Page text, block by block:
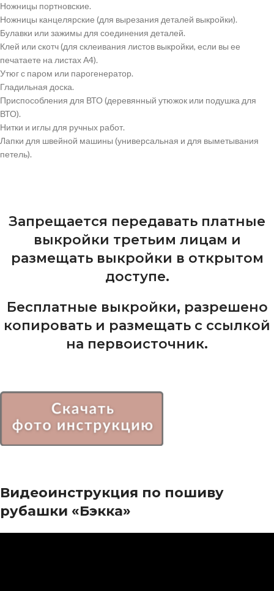
Ножницы портновские.
Ножницы канцелярские (для вырезания деталей выкройки).
Булавки или зажимы для соединения деталей.
Клей или скотч (для склеивания листов выкройки, если вы ее
печатаете на листах А4).
Утюг с паром или парогенератор.
Гладильная доска.
Приспособления для ВТО (деревянный утюжок или подушка для
ВТО).
Нитки и иглы для ручных работ.
Лапки для швейной машины (универсальная и для выметывания
петель).
Запрещается передавать платные
выкройки третьим лицам и
размещать выкройки в открытом
доступе.
Бесплатные выкройки, разрешено
копировать и размещать с ссылкой
на первоисточник.
Видеоинструкция по пошиву
рубашки «Бэкка»